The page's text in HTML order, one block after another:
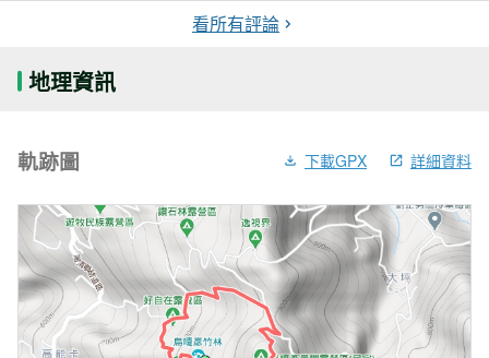
看所有評論
地理資訊
軌跡圖 下載GPX 詳細資料